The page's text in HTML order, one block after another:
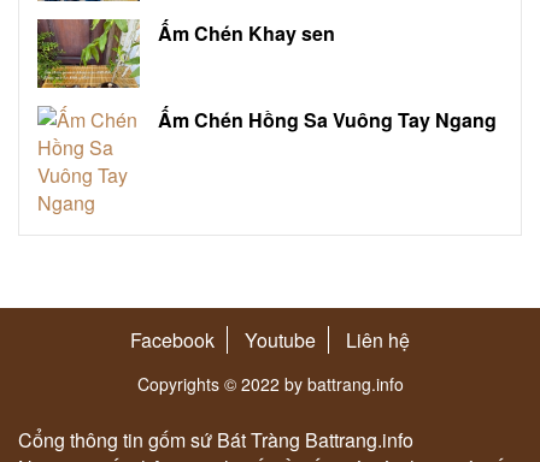
Ấm Chén Khay sen
Ấm Chén Hồng Sa Vuông Tay Ngang
Facebook Youtube Liên hệ
Copyrights © 2022 by battrang.info
Cổng thông tin gốm sứ Bát Tràng Battrang.info